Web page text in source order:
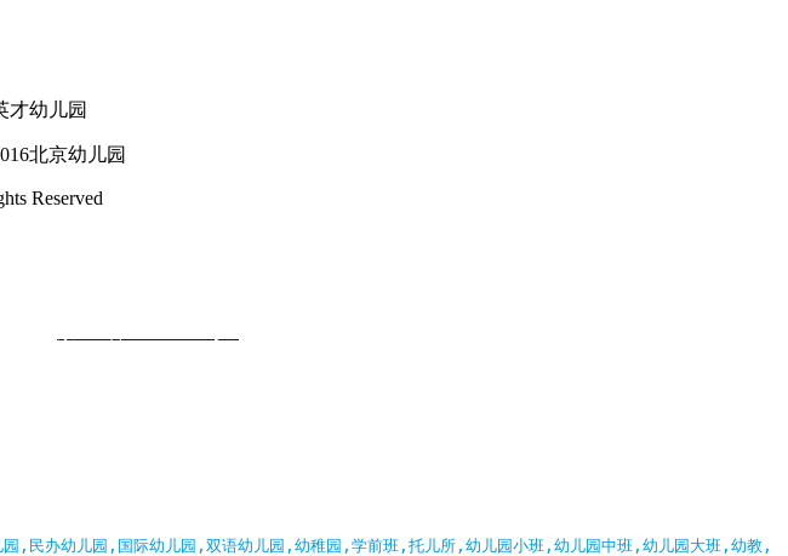
才幼儿园
北京幼儿园
Reserved
,民办幼儿园,国际幼儿园,双语幼儿园,幼稚园,学前班,托儿所,幼儿园小班,幼儿园中班,幼儿园大班,幼教,